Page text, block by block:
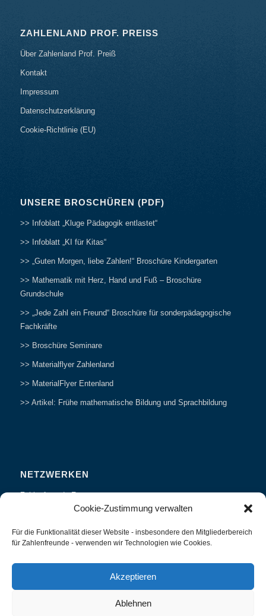
Cookie-Zustimmung verwalten
Für die Funktionalität dieser Website - insbesondere den Mitgliederbereich
für Zahlenfreunde - verwenden wir Technologien wie Cookies.
Akzeptieren
Ablehnen
ZAHLENLAND PROF. PREISS
Über Zahlenland Prof. Preiß
Kontakt
Impressum
Datenschutzerklärung
Cookie-Richtlinie (EU)
UNSERE BROSCHÜREN (PDF)
>> Infoblatt „Kluge Pädagogik entlastet“
>> Infoblatt „KI für Kitas“
>> „Guten Morgen, liebe Zahlen!“ Broschüre Kindergarten
>> Mathematik mit Herz, Hand und Fuß – Broschüre
Grundschule
>> „Jede Zahl ein Freund“ Broschüre für sonderpädagogische
Fachkräfte
>> Broschüre Seminare
>> Materialflyer Zahlenland
>> MaterialFlyer Entenland
>> Artikel: Frühe mathematische Bildung und Sprachbildung
NETZWERKEN
Zahlenfreunde Forum
Studieren